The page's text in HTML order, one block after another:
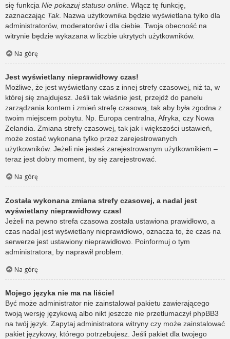
się funkcja Nie pokazuj statusu online . Włącz tę funkcję,
zaznaczając Tak. Nazwa użytkownika będzie wyświetlana tylko dla
administratorów, moderatorów i dla ciebie. Twoja obecność na
witrynie będzie wykazana w liczbie ukrytych użytkowników.
Na górę
Jest wyświetlany nieprawidłowy czas!
Możliwe, że jest wyświetlany czas z innej strefy czasowej, niż ta, w
której się znajdujesz. Jeśli tak właśnie jest, przejdź do panelu
zarządzania kontem i zmień strefę czasową, tak aby była zgodna z
twoim miejscem pobytu. Np. Europa centralna, Afryka, czy Nowa
Zelandia. Zmiana strefy czasowej, tak jak i większości ustawień,
może zostać wykonana tylko przez zarejestrowanych
użytkowników. Jeżeli nie jesteś zarejestrowanym użytkownikiem –
teraz jest dobry moment, by się zarejestrować.
Na górę
Została wykonana zmiana strefy czasowej, a nadal jest
wyświetlany nieprawidłowy czas!
Jeżeli na pewno strefa czasowa została ustawiona prawidłowo, a
czas nadal jest wyświetlany nieprawidłowo, oznacza to, że czas na
serwerze jest ustawiony nieprawidłowo. Poinformuj o tym
administratora, by naprawił problem.
Na górę
Mojego języka nie ma na liście!
Być może administrator nie zainstalował pakietu zawierającego
twoją wersję językową albo nikt jeszcze nie przetłumaczył phpBB3
na twój język. Zapytaj administratora witryny czy może zainstalować
pakiet językowy, którego potrzebujesz. Jeśli pakiet dla twojego